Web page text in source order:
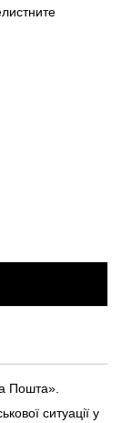
Пошта».
ситуації у